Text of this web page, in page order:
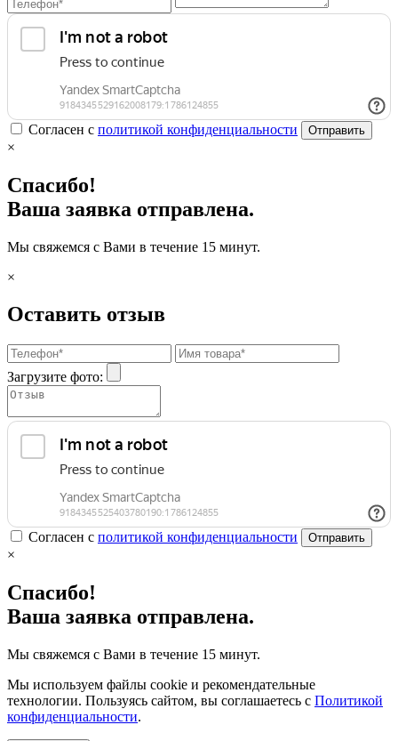
Согласен с политикой конфиденциальности Отправить
×
Спасибо!
Ваша заявка отправлена.
Мы свяжемся с Вами в течение 15 минут.
×
Оставить отзыв
Загрузите фото:
Согласен с политикой конфиденциальности Отправить
×
Спасибо!
Ваша заявка отправлена.
Мы свяжемся с Вами в течение 15 минут.
Мы используем файлы cookie и рекомендательные
технологии. Пользуясь сайтом, вы соглашаетесь с Политикой
конфиденциальности.